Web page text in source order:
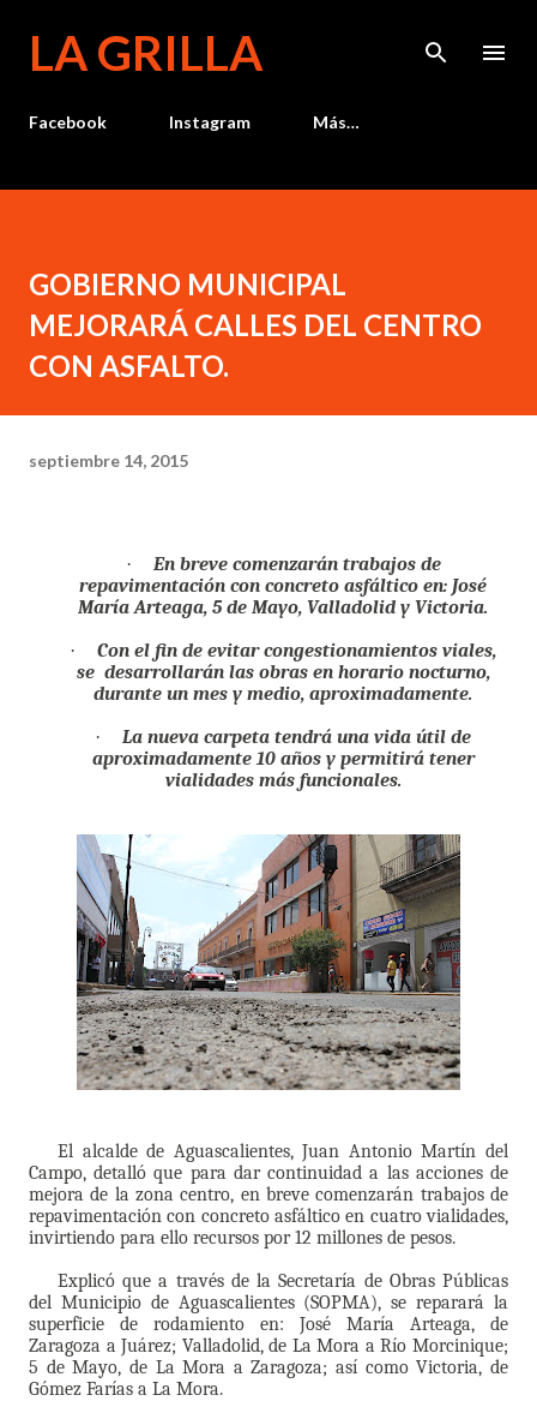
LA GRILLA
Facebook Instagram Más…
GOBIERNO MUNICIPAL
MEJORARÁ CALLES DEL CENTRO
CON ASFALTO.
septiembre 14, 2015
·
En breve comenzarán trabajos de
repavimentación con concreto asfáltico en: José
María Arteaga, 5 de Mayo, Valladolid y Victoria.
·
Con el fin de evitar congestionamientos viales,
se desarrollarán las obras en horario nocturno,
durante un mes y medio, aproximadamente.
·
La nueva carpeta tendrá una vida útil de
aproximadamente 10 años y permitirá tener
vialidades más funcionales.
El alcalde de Aguascalientes, Juan Antonio Martín del
Campo, detalló que para dar continuidad a las acciones de
mejora de la zona centro, en breve comenzarán trabajos de
repavimentación con concreto asfáltico en cuatro vialidades,
invirtiendo para ello recursos por 12 millones de pesos.
Explicó que a través de la Secretaría de Obras Públicas
del Municipio de Aguascalientes (SOPMA), se reparará la
superficie de rodamiento en: José María Arteaga, de
Zaragoza a Juárez; Valladolid, de La Mora a Río Morcinique;
5 de Mayo, de La Mora a Zaragoza; así como Victoria, de
Gómez Farías a La Mora.